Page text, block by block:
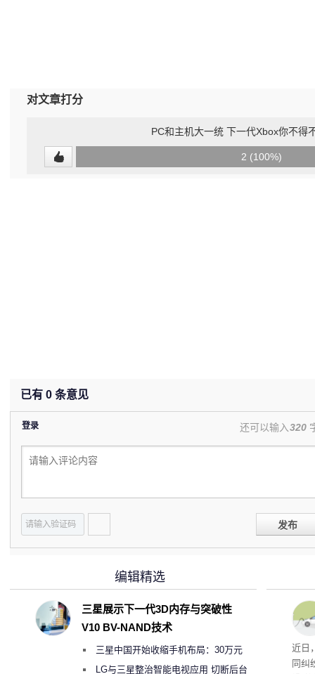
对文章打分
PC和主机大一统 下一代Xbox你不得
2 (100%)
已有 0 条意见
登录 还可以输入320
发布
近日
同纠
编辑精选
三星展示下一代3D内存与突破性
V10 BV-NAND技术
三星中国开始收缩手机布局：30万元
月销售额不达标门店 将被逐步清退
LG与三星整治智能电视应用 切断后台